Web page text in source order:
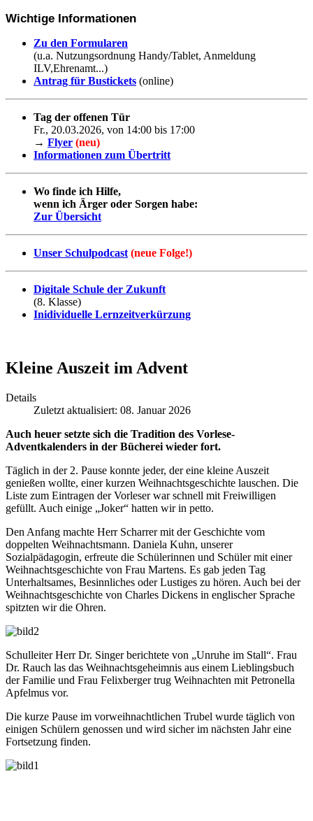
Wichtige Informationen
Zu den Formularen
(u.a. Nutzungsordnung Handy/Tablet, Anmeldung
ILV,Ehrenamt...)
Antrag für Bustickets (online)
Tag der offenen Tür
Fr., 20.03.2026, von 14:00 bis 17:00
→ Flyer (neu)
Informationen zum Übertritt
Wo finde ich Hilfe,
wenn ich Ärger oder Sorgen habe:
Zur Übersicht
Unser Schulpodcast (neue Folge!)
Digitale Schule der Zukunft
(8. Klasse)
Inidividuelle Lernzeitverkürzung
Kleine Auszeit im Advent
Details
Zuletzt aktualisiert: 08. Januar 2026
Auch heuer setzte sich die Tradition des Vorlese-
Adventkalenders in der Bücherei wieder fort.
Täglich in der 2. Pause konnte jeder, der eine kleine Auszeit
genießen wollte, einer kurzen Weihnachtsgeschichte lauschen. Die
Liste zum Eintragen der Vorleser war schnell mit Freiwilligen
gefüllt. Auch einige „Joker“ hatten wir in petto.
Den Anfang machte Herr Scharrer mit der Geschichte vom
doppelten Weihnachtsmann. Daniela Kuhn, unserer
Sozialpädagogin, erfreute die Schülerinnen und Schüler mit einer
Weihnachtsgeschichte von Frau Martens. Es gab jeden Tag
Unterhaltsames, Besinnliches oder Lustiges zu hören. Auch bei der
Weihnachtsgeschichte von Charles Dickens in englischer Sprache
spitzten wir die Ohren.
Schulleiter Herr Dr. Singer berichtete von „Unruhe im Stall“. Frau
Dr. Rauch las das Weihnachtsgeheimnis aus einem Lieblingsbuch
der Familie und Frau Felixberger trug Weihnachten mit Petronella
Apfelmus vor.
Die kurze Pause im vorweihnachtlichen Trubel wurde täglich von
einigen Schülern genossen und wird sicher im nächsten Jahr eine
Fortsetzung finden.